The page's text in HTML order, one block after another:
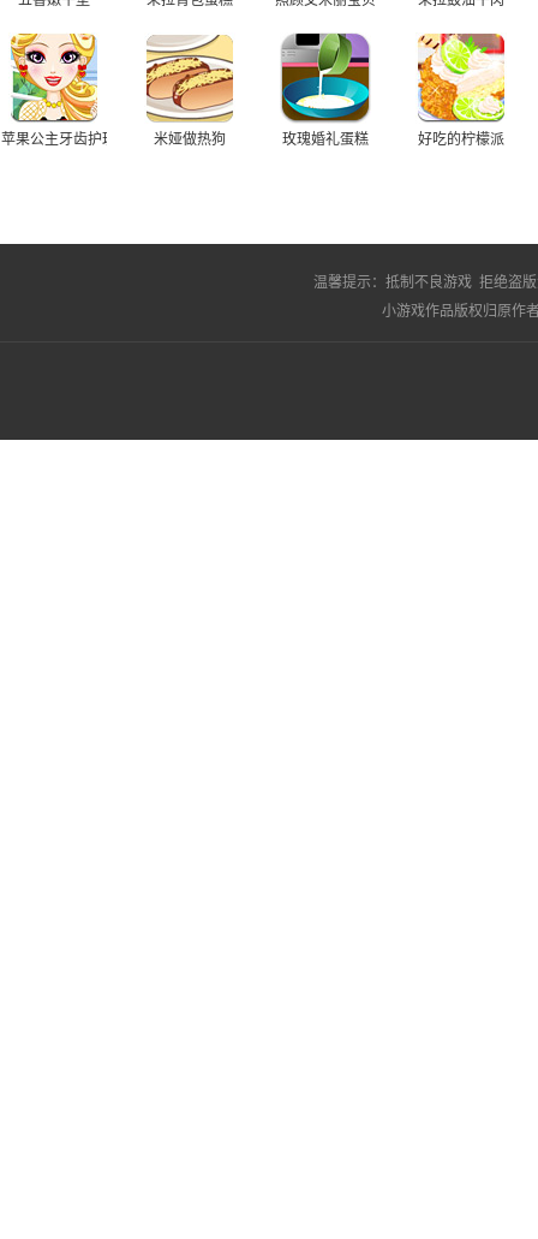
苹果公主牙齿护理 米娅做热狗 玫瑰婚礼蛋糕 好吃的柠檬派
温馨提示： 抵制不良游戏 拒绝盗
小游戏作品版权归原作